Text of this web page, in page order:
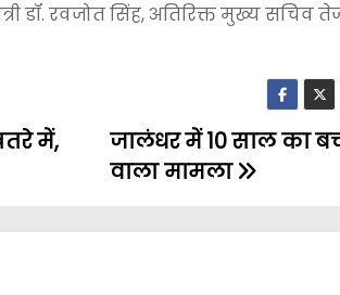
डॉ. रवजोत सिंह, अतिरिक्त मुख्य सचिव
जालंधर में 10 साल का
वाला मामला
में,